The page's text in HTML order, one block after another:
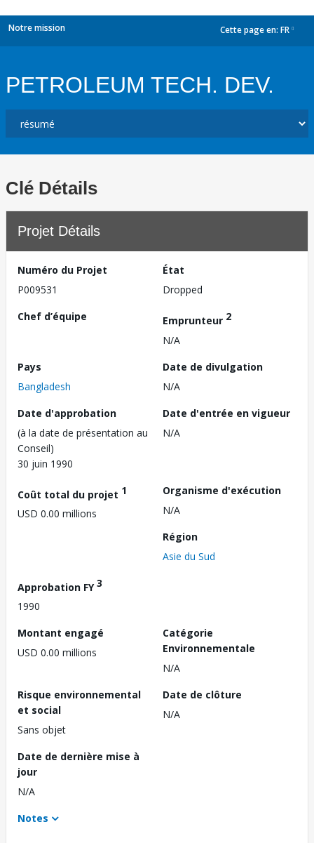
Notre mission Cette page en: FR
PETROLEUM TECH. DEV.
Clé Détails
Projet Détails
Numéro du Projet
P009531
État
Dropped
Chef d’équipe
Emprunteur 2
N/A
Pays
Bangladesh
Date de divulgation
N/A
Date d'approbation
(à la date de présentation au
Conseil)
30 juin 1990
Date d'entrée en vigueur
N/A
Coût total du projet 1
USD 0.00 millions
Organisme d'exécution
N/A
Région
Asie du Sud
Approbation FY3
1990
Montant engagé
USD 0.00 millions
Catégorie
Environnementale
N/A
Risque environnemental
et social
Sans objet
Date de clôture
N/A
Date de dernière mise à
jour
N/A
Notes